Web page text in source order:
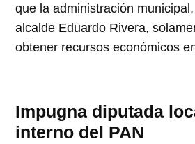
que la administración
alcalde Eduardo Rivera,
obtener recursos económicos
Impugna diputada
interno del PAN